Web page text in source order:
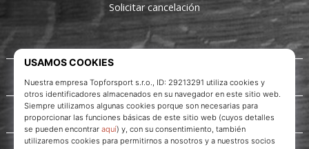
Acerca de nosotros
Servicio al cliente
Solicitar cancelación